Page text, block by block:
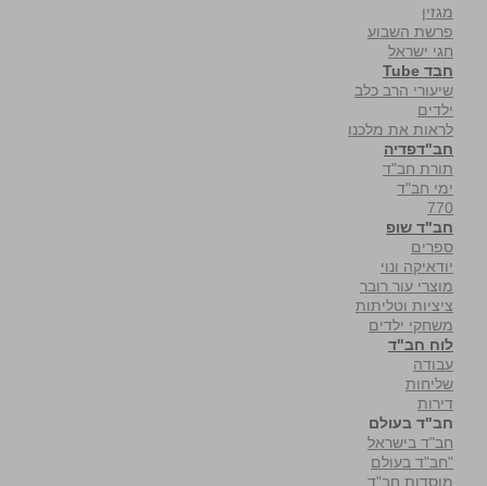
מגזין
פרשת השבוע
חגי ישראל
חבד Tube
שיעורי הרב כלב
ילדים
לראות את מלכנו
חב"דפדיה
תורת חב"ד
ימי חב"ד
770
חב"ד שופ
ספרים
יודאיקה ונוי
מוצרי עור רובר
ציציות וטליתות
משחקי ילדים
לוח חב"ד
עבודה
שליחות
דירות
חב"ד בעולם
חב"ד בישראל
"חב"ד בעולם
מוסדות חב"ד